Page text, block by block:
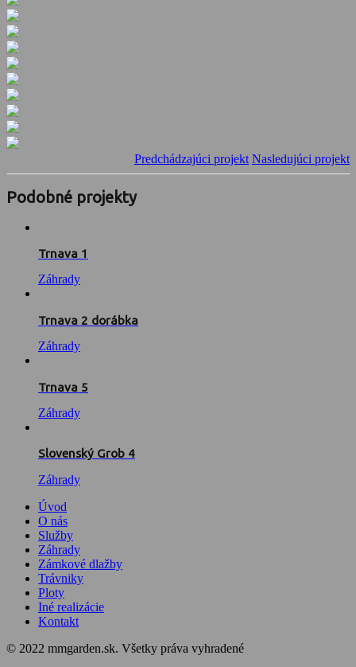
Predchádzajúci projekt Nasledujúci projekt
Podobné projekty
Trnava 1
Záhrady
Trnava 2 dorábka
Záhrady
Trnava 5
Záhrady
Slovenský Grob 4
Záhrady
Úvod
O nás
Služby
Záhrady
Zámkové dlažby
Trávniky
Ploty
Iné realizácie
Kontakt
© 2022 mmgarden.sk. Všetky práva vyhradené